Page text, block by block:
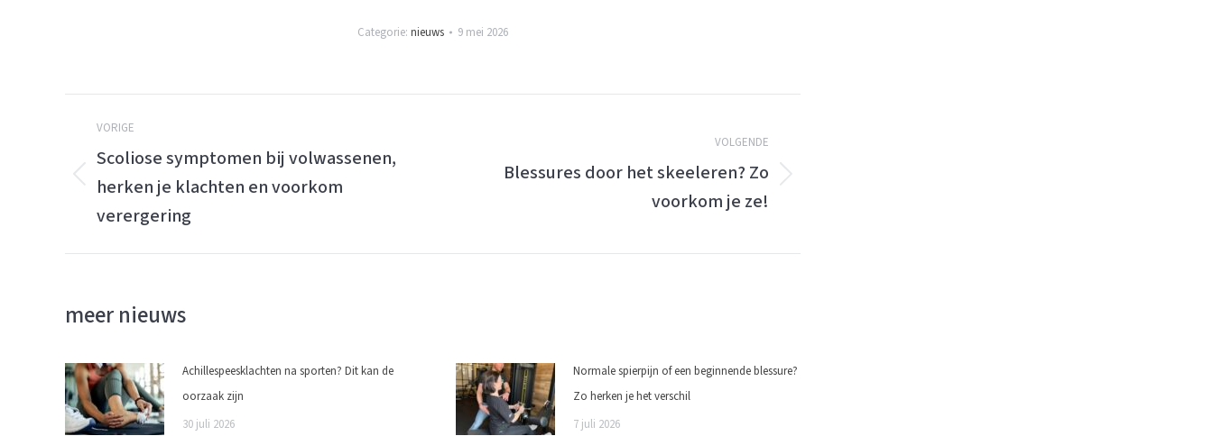
Categorie: nieuws 9 mei 2026
VORIGE
Vorige
bericht:
Scoliose symptomen bij volwassenen,
herken je klachten en voorkom
verergering
VOLGENDE
Blessures door het skeeleren? Zo
voorkom je ze!
meer nieuws
Achillespeesklachten na sporten? Dit kan de
oorzaak zijn
30 juli 2026
Normale spierpijn of een beginnende blessure?
Zo herken je het verschil
7 juli 2026